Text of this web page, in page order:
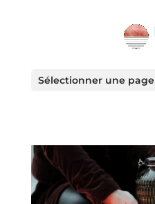
Sélectionner une page